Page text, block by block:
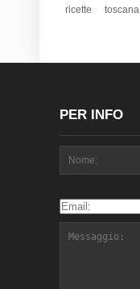
ricette toscana
PER INFO